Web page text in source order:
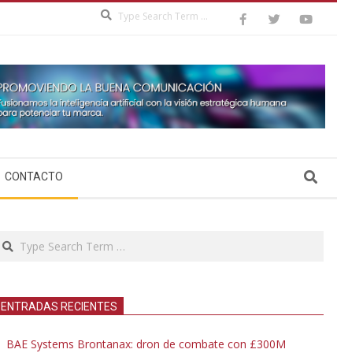
CONTACTO Search
Search
ENTRADAS RECIENTES
BAE Systems Brontanax: dron de combate con £300M